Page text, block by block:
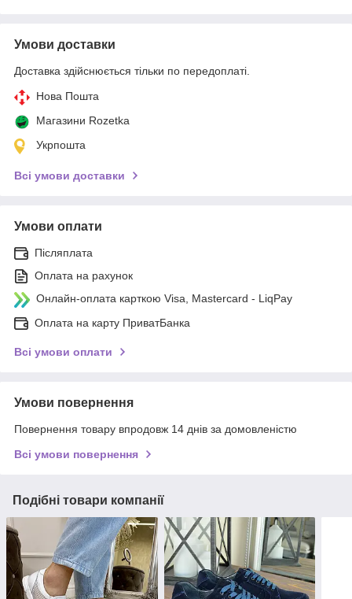
Умови доставки
Доставка здійснюється тільки по передоплаті.
Нова Пошта
Магазини Rozetka
Укрпошта
Всі умови доставки
Умови оплати
Післяплата
Оплата на рахунок
Онлайн-оплата карткою Visa, Mastercard - LiqPay
Оплата на карту ПриватБанка
Всі умови оплати
Умови повернення
Повернення товару впродовж 14 днів за домовленістю
Всі умови повернення
Подібні товари компанії